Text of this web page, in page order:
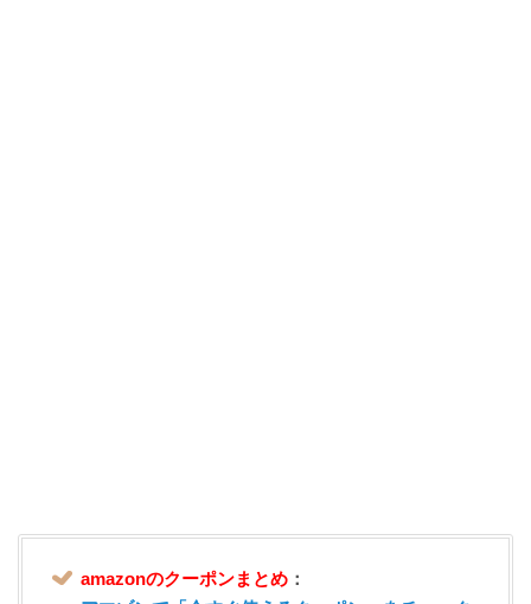
amazonのクーポンまとめ ：